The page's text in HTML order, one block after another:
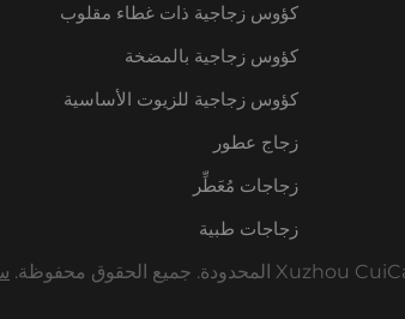
كؤوس زجاجية ذات غطاء مقلوب
كؤوس زجاجية بالمضخة
كؤوس زجاجية للزيوت الأساسية
زجاج عطور
زجاجات مُعَطِّر
زجاجات طبية